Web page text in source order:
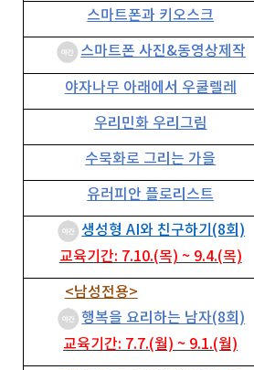
스마트폰과 키오스크
스마트폰 사진&동영상제작
야자나무 아래에서 우쿨렐레
우리민화 우리그림
수묵화로 그리는 가을
유러피안 플로리스트
생성형 AI와 친구하기(8회)
교육기간: 7.10.(목) ~ 9.4.(목)
<남성전용>
행복을 요리하는 남자(8회)
교육기간: 7.7.(월) ~ 9.1.(월)